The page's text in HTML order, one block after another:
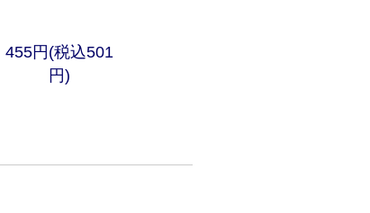
455円(税込501
円)